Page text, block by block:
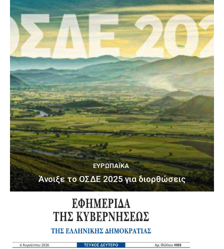
ΕΥΡΩΠΑΪΚΆ
Άνοιξε το ΟΣΔΕ 2025 για διορθώσεις